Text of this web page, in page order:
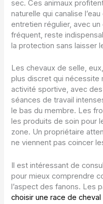
sec. Ces animaux
naturelle qui canalise
entretien régulier, avec
fréquent, reste
la protection sans laisser
Les chevaux de selle,
plus discret qui nécessite
activité sportive, avec
séances de travail
le bas du membre. Les
les produits de soin pour
zone. Un propriétaire
ne viennent pas coincer
Il est intéressant de
pour mieux comprendre
l’aspect des fanons. Les
choisir une race de cheval